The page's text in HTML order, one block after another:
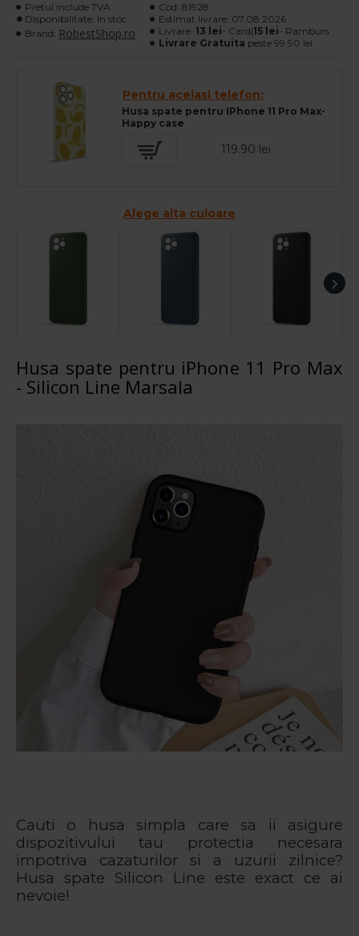
Pretul include TVA
Disponibilitate: In stoc
Brand: RobestShop.ro
Cod: 81928
Estimat livrare: 07.08.2026
Livrare: 13 lei- Card|15 lei- Ramburs
Livrare Gratuita peste 99.90 lei
Pentru acelasi telefon:
Husa spate pentru IPhone 11 Pro Max-
Happy case
119.90 lei
Alege alta culoare
Husa spate pentru iPhone 11 Pro Max
- Silicon Line Marsala
Cauti o husa simpla care sa ii asigure
dispozitivului tau protectia necesara
impotriva cazaturilor si a uzurii zilnice?
Husa spate Silicon Line este exact ce ai
nevoie!